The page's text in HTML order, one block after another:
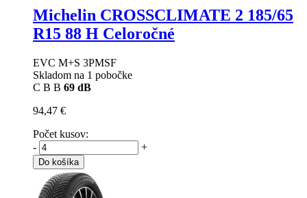
Michelin CROSSCLIMATE 2 185/65
R15 88 H Celoročné
EVC M+S 3PMSF
Skladom na 1 pobočke
C B B 69 dB
94,47 €
Počet kusov:
-
+
Do košíka